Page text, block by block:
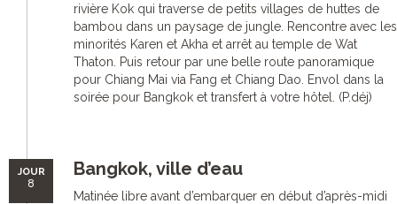
rivière Kok qui traverse de petits villages de huttes de
bambou dans un paysage de jungle. Rencontre avec les
minorités Karen et Akha et arrêt au temple de Wat
Thaton. Puis retour par une belle route panoramique
pour Chiang Mai via Fang et Chiang Dao. Envol dans la
soirée pour Bangkok et transfert à votre hôtel. (P.déj)
JOUR
8
Bangkok, ville d’eau
Matinée libre avant d’embarquer en début d’après-midi